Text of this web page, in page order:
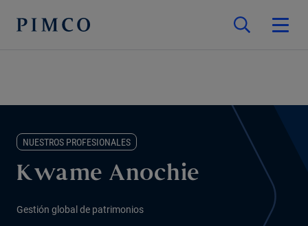
NUESTROS PROFESIONALES
Kwame Anochie
Gestión global de patrimonios